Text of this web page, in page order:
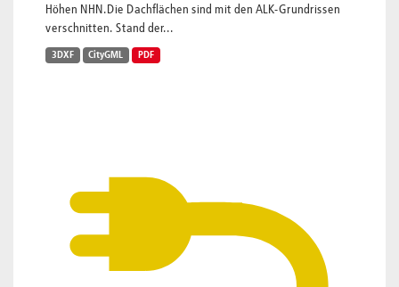
Höhen NHN.Die Dachflächen sind mit den ALK-Grundrissen
verschnitten. Stand der...
3DXF CityGML PDF